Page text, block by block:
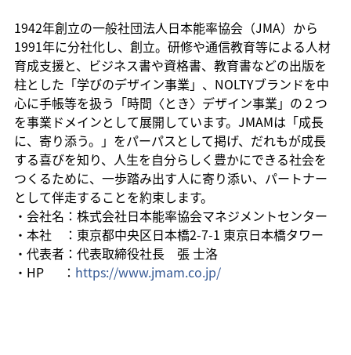
1942年創立の一般社団法人日本能率協会（JMA）から
1991年に分社化し、創立。研修や通信教育等による人材
育成支援と、ビジネス書や資格書、教育書などの出版を
柱とした「学びのデザイン事業」、NOLTYブランドを中
心に手帳等を扱う「時間〈とき〉デザイン事業」の２つ
を事業ドメインとして展開しています。JMAMは「成長
に、寄り添う。」をパーパスとして掲げ、だれもが成長
する喜びを知り、人生を自分らしく豊かにできる社会を
つくるために、一歩踏み出す人に寄り添い、パートナー
として伴走することを約束します。
・会社名：株式会社日本能率協会マネジメントセンター
・本社　：東京都中央区日本橋2-7-1 東京日本橋タワー
・代表者：代表取締役社長　張 士洛
・HP　  ： https://www.jmam.co.jp/